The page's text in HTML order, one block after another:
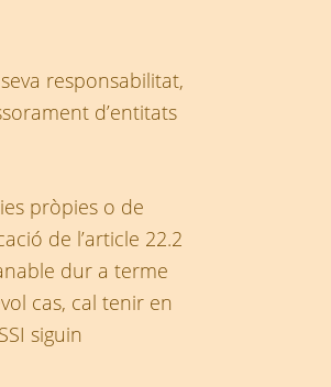
responsabilitat,
d’entitats
pròpies o de
de l’article 22.2
dur a terme
cas, cal tenir en
siguin